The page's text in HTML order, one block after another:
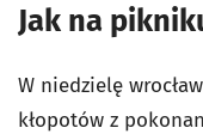
Jak na
W niedzielę
kłopotów z